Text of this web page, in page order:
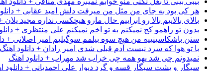
هر کی بود به جای من مثل من میرفت دلش امید عقابی +
بالای بالاییم بالا رو ابراییم حال مارو هیچکسی نداره مجید یلان
بدون تو راهمو کج نمیکنم به تو اخم نمیکنم علی منتظری +
سنن باشکاسینییه من هیچ سوه بیلمم سوگیلیم امیر اصلانی +
با تو هوا که سرد نیست آدم قبلی شدی امیر رادان + دانلود اهنگ
نمیدونم چی شد یهو همه چی خراب شد مهراب + دانلود اهنگ
سیگار و پشت سیگار قسه و گرد دیوار علی احمدیانی + دانلود